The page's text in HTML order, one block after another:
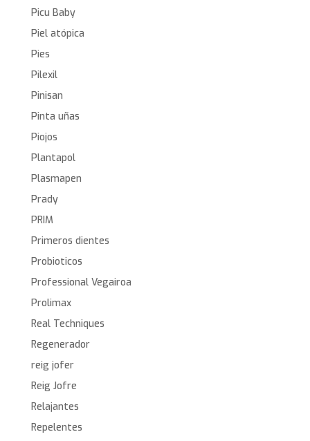
Picu Baby
Piel atópica
Pies
Pilexil
Pinisan
Pinta uñas
Piojos
Plantapol
Plasmapen
Prady
PRIM
Primeros dientes
Probioticos
Professional Vegairoa
Prolimax
Real Techniques
Regenerador
reig jofer
Reig Jofre
Relajantes
Repelentes